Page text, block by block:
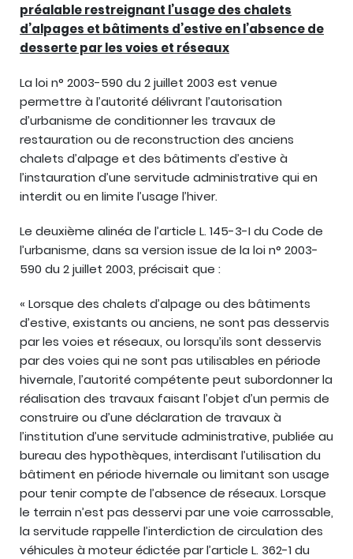
préalable restreignant l’usage des chalets
d’alpages et bâtiments d’estive en l’absence de
desserte par les voies et réseaux
La loi n° 2003-590 du 2 juillet 2003 est venue
permettre à l’autorité délivrant l’autorisation
d’urbanisme de conditionner les travaux de
restauration ou de reconstruction des anciens
chalets d’alpage et des bâtiments d’estive à
l’instauration d’une servitude administrative qui en
interdit ou en limite l’usage l’hiver.
Le deuxième alinéa de l’article L. 145-3-I du Code de
l’urbanisme, dans sa version issue de la loi n° 2003-
590 du 2 juillet 2003, précisait que :
« Lorsque des chalets d’alpage ou des bâtiments
d’estive, existants ou anciens, ne sont pas desservis
par les voies et réseaux, ou lorsqu’ils sont desservis
par des voies qui ne sont pas utilisables en période
hivernale, l’autorité compétente peut subordonner la
réalisation des travaux faisant l’objet d’un permis de
construire ou d’une déclaration de travaux à
l’institution d’une servitude administrative, publiée au
bureau des hypothèques, interdisant l’utilisation du
bâtiment en période hivernale ou limitant son usage
pour tenir compte de l’absence de réseaux. Lorsque
le terrain n’est pas desservi par une voie carrossable,
la servitude rappelle l’interdiction de circulation des
véhicules à moteur édictée par l’article L. 362-1 du